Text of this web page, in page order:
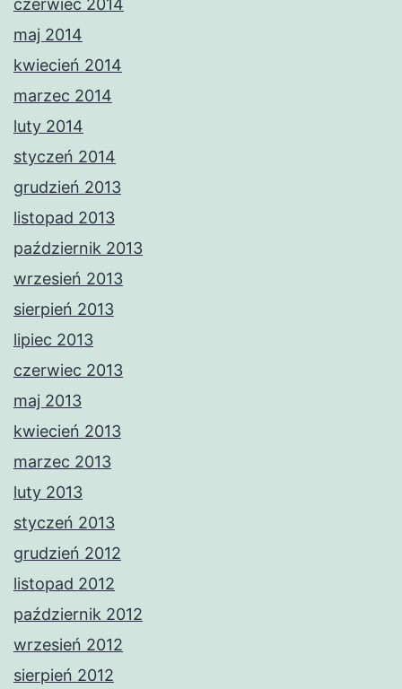
czerwiec 2014
maj 2014
kwiecień 2014
marzec 2014
luty 2014
styczeń 2014
grudzień 2013
listopad 2013
październik 2013
wrzesień 2013
sierpień 2013
lipiec 2013
czerwiec 2013
maj 2013
kwiecień 2013
marzec 2013
luty 2013
styczeń 2013
grudzień 2012
listopad 2012
październik 2012
wrzesień 2012
sierpień 2012